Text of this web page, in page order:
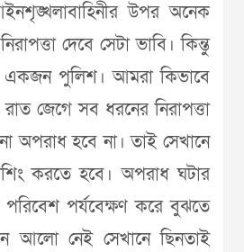
উপর অনেক
দেবে সেটা ভাবি। কিন্তু
পুলিশ। আমরা কিভাবে
জেগে সব ধরনের নিরাপত্তা
অপরাধ হবে না। তাই সেখানে
করতে হবে। অপরাধ ঘটার
পর্যবেক্ষণ করে বুঝতে
আলো নেই সেখানে ছিনতাই